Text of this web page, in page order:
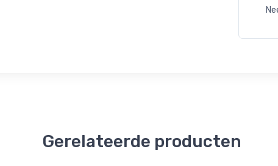
Gerelateerde producten